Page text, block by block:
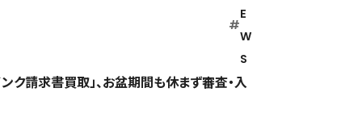
#
E
W
S
ク請求書買取」、お盆期間も休まず審査・入